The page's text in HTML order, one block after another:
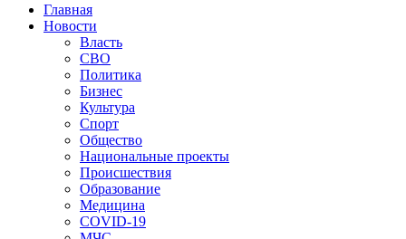
Главная
Новости
Власть
СВО
Политика
Бизнес
Культура
Спорт
Общество
Национальные проекты
Происшествия
Образование
Медицина
COVID-19